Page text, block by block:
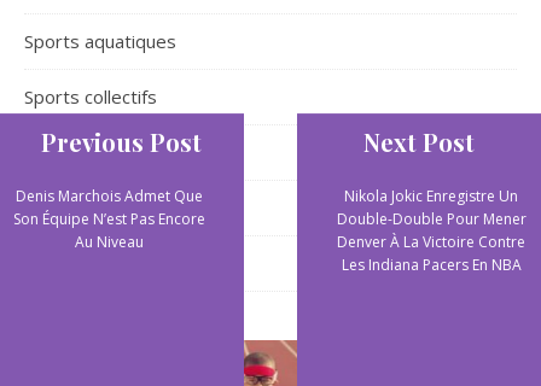
Sports aquatiques
Sports collectifs
Sports de plein air
Sports extrêmes
Previous Post
Denis Marchois Admet Que
Son Équipe N’est Pas Encore
Au Niveau
Next Post
Nikola Jokic Enregistre Un
Double-Double Pour Mener
Denver À La Victoire Contre
Les Indiana Pacers En NBA